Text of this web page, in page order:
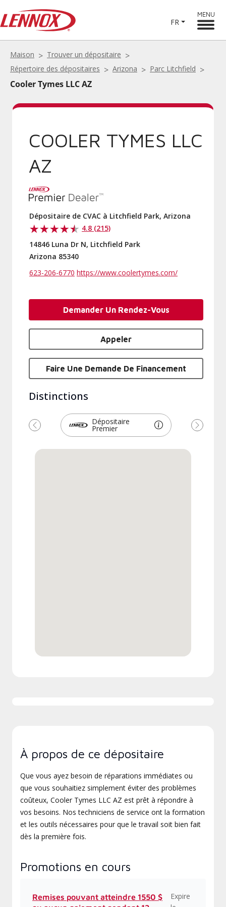
FR
MENU
Maison
Trouver un dépositaire
Répertoire des dépositaires
Arizona Parc Litchfield
Cooler Tymes LLC AZ
COOLER TYMES LLC
AZ
Dépositaire de CVAC à Litchfield Park, Arizona
4.8 (215)
14846 Luna Dr N, Litchfield Park
Arizona 85340
623-206-6770 https://www.coolertymes.com/
Demander Un Rendez-Vous
Appeler
Faire Une Demande De Financement
Distinctions
Dépositaire
Premier
Précédent Suivant
À propos de ce dépositaire
Que vous ayez besoin de réparations immédiates ou
que vous souhaitiez simplement éviter des problèmes
coûteux, Cooler Tymes LLC AZ est prêt à répondre à
vos besoins. Nos techniciens de service ont la formation
et les outils nécessaires pour que le travail soit bien fait
dès la première fois.
Promotions en cours
Remises pouvant atteindre 1550 $
Expire